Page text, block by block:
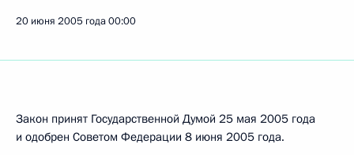
20 июня 2005 года00:00
Закон принят Государственной Думой 25 мая 2005 года
и одобрен Советом Федерации 8 июня 2005 года.